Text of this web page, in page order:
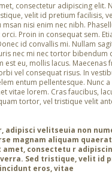
consectetur adipiscing elit.
velit id pretium facilisis,
nisi enim nec nibh.
Proin in consequat sem.
id convallis mi. Nullam
nec mi nec tortor bibendum
est eu, mollis lacus. Maecenas
vel consequat risus. In
entum pellentesque. Nunc
vitae lorem. Cras faucibus,
tortor, vel tristique velit
adipisci velitseuia non
magnam aliquam
amet, consectetu r
Sed tristique, velit id
eros, vitae